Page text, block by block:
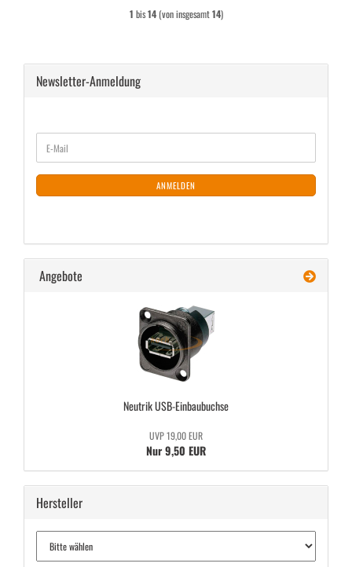
1 bis14(von insgesamt14)
Newsletter-Anmeldung
ZUR
NEWSLETTER-
ANMELDUNG
E-
Mail
ANMELDEN
Angebote
Neu­trik USB-​Einbaubuchse
UVP 19,00 EUR
Nur 9,50 EUR
Hersteller